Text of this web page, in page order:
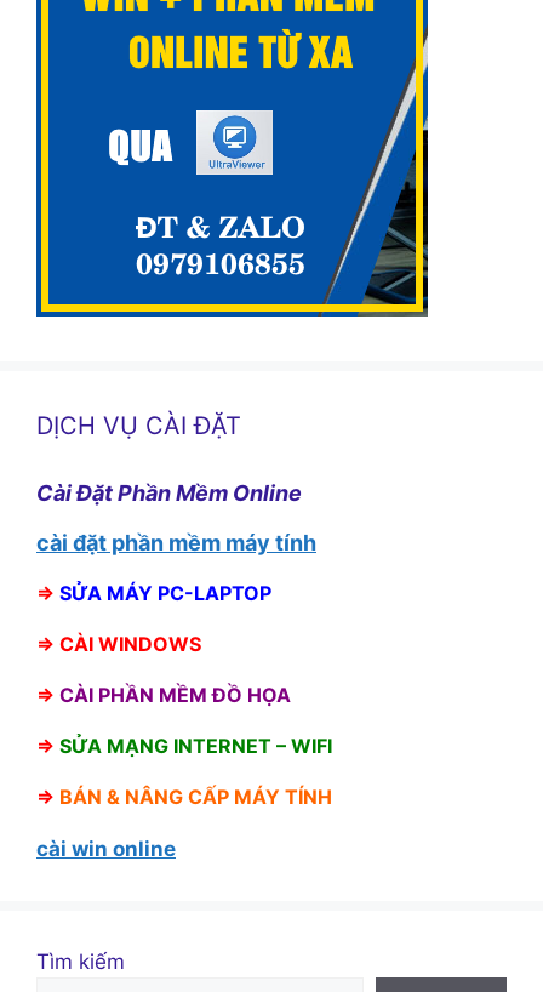
DỊCH VỤ CÀI ĐẶT
Cài Đặt Phần Mềm Online
cài đặt phần mềm máy tính
⇒ SỬA MÁY PC-LAPTOP
⇒ CÀI WINDOWS
⇒ CÀI PHẦN MỀM ĐỒ HỌA
⇒ SỬA MẠNG INTERNET – WIFI
⇒ BÁN & NÂNG CẤP MÁY TÍNH
cài win online
Tìm kiếm